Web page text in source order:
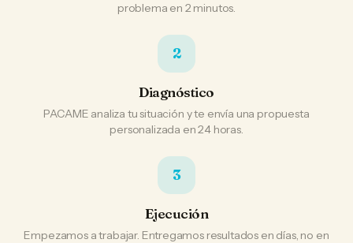
problema en 2 minutos.
2
Diagnóstico
PACAME analiza tu situación y te envía una propuesta
personalizada en 24 horas.
3
Ejecución
Empezamos a trabajar. Entregamos resultados en días, no en